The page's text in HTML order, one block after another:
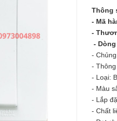
Thông
- Mã
-
-
-
- Thông
- Loại:
- Màu
- Lắp
- Chất